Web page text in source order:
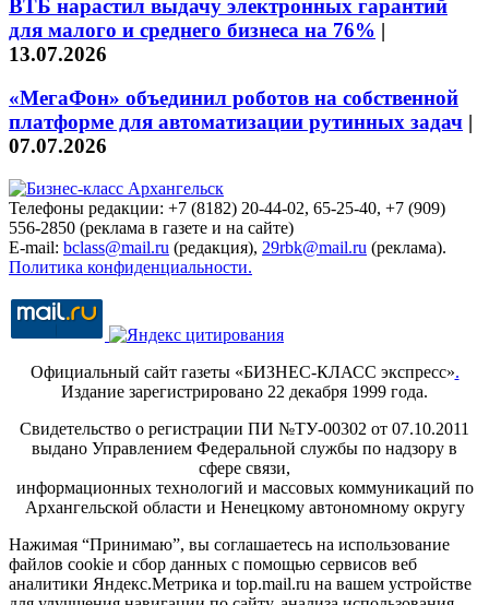
ВТБ нарастил выдачу электронных гарантий
для малого и среднего бизнеса на 76% |
13.07.2026
«МегаФон» объединил роботов на собственной
платформе для автоматизации рутинных задач |
07.07.2026
Телефоны редакции: +7 (8182) 20-44-02, 65-25-40, +7 (909)
556-2850 (реклама в газете и на сайте)
E-mail: bclass@mail.ru (редакция), 29rbk@mail.ru (реклама).
Политика конфиденциальности.
Официальный сайт газеты «БИЗНЕС-КЛАСС экспресс».
Издание зарегистрировано 22 декабря 1999 года.
Свидетельство о регистрации ПИ №ТУ-00302 от 07.10.2011
выдано Управлением Федеральной службы по надзору в
сфере связи,
информационных технологий и массовых коммуникаций по
Архангельской области и Ненецкому автономному округу
Нажимая “Принимаю”, вы соглашаетесь на использование
файлов cookie и сбор данных с помощью сервисов веб
аналитики Яндекс.Метрика и top.mail.ru на вашем устройстве